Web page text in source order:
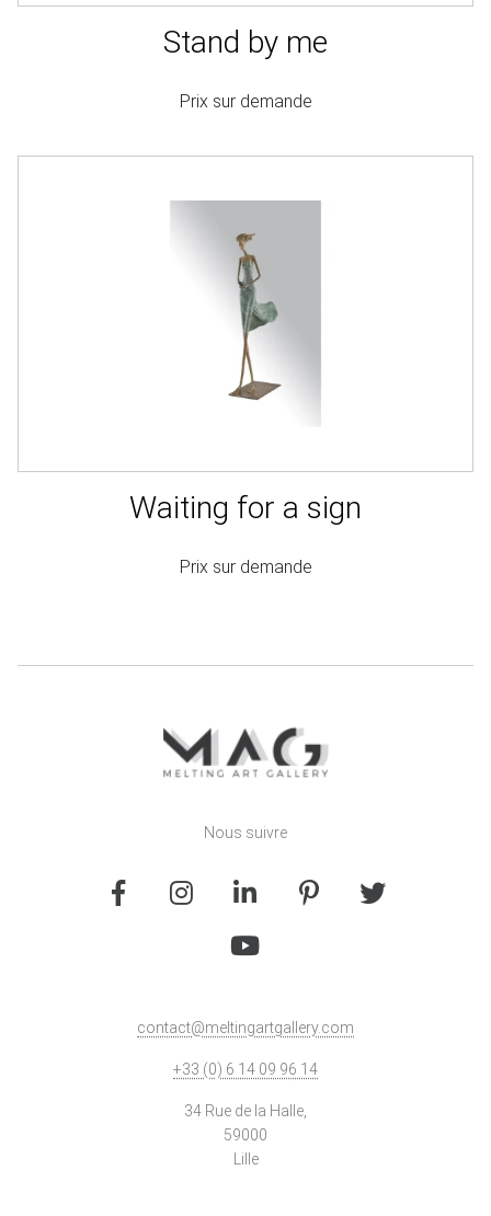
Stand by me
Prix sur demande
Waiting for a sign
Prix sur demande
Nous suivre
contact@meltingartgallery.com
+33 (0) 6 14 09 96 14
34 Rue de la Halle,
59000
Lille